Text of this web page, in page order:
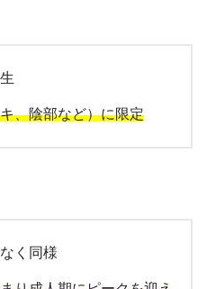
、陰部など）に限定
く同様